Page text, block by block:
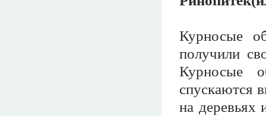
Курносые
получили
Курносые
спускаются
на